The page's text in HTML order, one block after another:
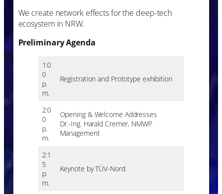
We create network effects for the deep-tech
ecosystem in NRW.
Preliminary Agenda
1:0
0
p.
m.
Registration and Prototype exhibition
2:0
0
p.
m.
Opening & Welcome Addresses
Dr.-Ing. Harald Cremer, NMWP
Management
2:1
5
p.
m.
Keynote by TÜV-Nord